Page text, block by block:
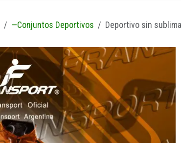
—Conjuntos Deportivos Deportivo sin